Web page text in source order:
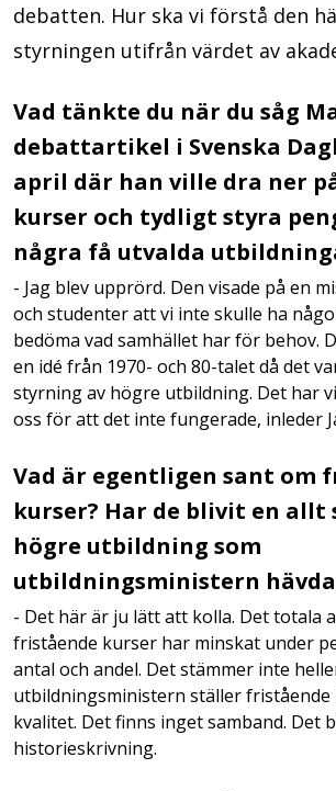
debatten. Hur ska vi förstå den
styrningen utifrån värdet av
Vad tänkte du när du såg
debattartikel i Svenska
april där han ville dra ner
kurser och tydligt styra
några få utvalda
- Jag blev upprörd. Den visade på en
och studenter att vi inte skulle ha
bedöma vad samhället har för behov.
en idé från 1970- och 80-talet då det
styrning av högre utbildning. Det har
oss för att det inte fungerade, inleder
Vad är egentligen sant om
kurser? Har de blivit en allt
högre utbildning som
utbildningsministern
- Det här är ju lätt att kolla. Det totala
fristående kurser har minskat under
antal och andel. Det stämmer inte
utbildningsministern ställer
kvalitet. Det finns inget samband. Det
historieskrivning.